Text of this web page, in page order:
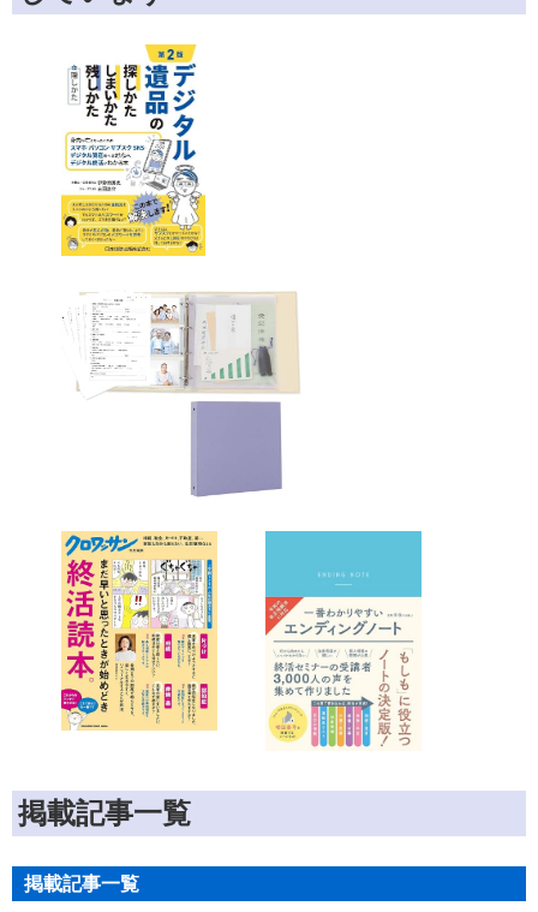
掲載記事一覧
掲載記事一覧